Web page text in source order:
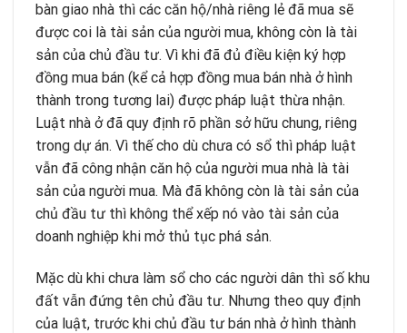
bàn giao nhà thì các căn hộ/nhà riêng lẻ đã mua sẽ
được coi là tài sản của người mua, không còn là tài
sản của chủ đầu tư. Vì khi đã đủ điều kiện ký hợp
đồng mua bán (kể cả hợp đồng mua bán nhà ở hình
thành trong tương lai) được pháp luật thừa nhận.
Luật nhà ở đã quy định rõ phần sở hữu chung, riêng
trong dự án. Vì thế cho dù chưa có sổ thì pháp luật
vẫn đã công nhận căn hộ của người mua nhà là tài
sản của người mua. Mà đã không còn là tài sản của
chủ đầu tư thì không thể xếp nó vào tài sản của
doanh nghiệp khi mở thủ tục phá sản.
Mặc dù khi chưa làm sổ cho các người dân thì số khu
đất vẫn đứng tên chủ đầu tư. Nhưng theo quy định
của luật, trước khi chủ đầu tư bán nhà ở hình thành